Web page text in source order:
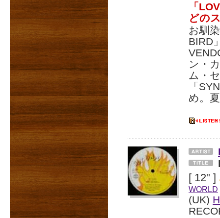
「
どの
お馴
BIRD
ン・
ム・
「
め。
[ 12" ]
WORLD
(UK)